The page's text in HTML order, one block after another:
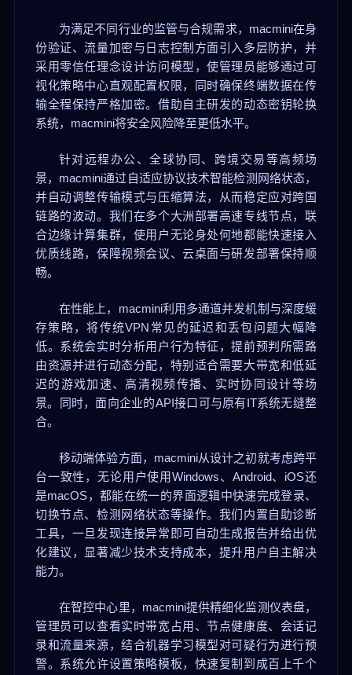
为满足不同行业的监管与合规需求，macmini在身
份验证、流量加密与日志控制方面引入多层防护，并
采用零信任理念设计访问模型，使管理员能够通过可
视化策略中心直观配置权限，同时确保终端数据在传
输全程保持严格加密。借助自主研发的动态密钥轮换
系统，macmini将安全风险降至更低水平。
针对远程办公、全球协同、跨境交易等高频场
景，macmini通过自适应协议技术智能检测网络状态，
并自动调整传输模式与压缩算法，从而稳定应对跨国
链路的波动。我们在多个大洲部署高速专线节点，联
合边缘计算集群，使用户无论身处何地都能快速接入
优质线路，保障视频会议、云桌面与研发部署保持顺
畅。
在性能上，macmini利用多通道并发机制与深度缓
存策略，将传统VPN常见的延迟和丢包问题大幅降
低。系统会实时分析用户行为特征，提前预判所需路
由资源并进行动态分配，特别适合需要大带宽和低延
迟的游戏加速、高清视频传播、实时协同设计等场
景。同时，面向企业的API接口可与原有IT系统无缝整
合。
移动端体验方面，macmini从设计之初就考虑跨平
台一致性，无论用户使用Windows、Android、iOS还
是macOS，都能在统一的界面逻辑中快速完成登录、
切换节点、检测网络状态等操作。我们内置自助诊断
工具，一旦发现连接异常即可自动生成报告并给出优
化建议，显著减少技术支持成本，提升用户自主解决
能力。
在智控中心里，macmini提供精细化监测仪表盘，
管理员可以查看实时带宽占用、节点健康度、会话记
录和流量来源，结合机器学习模型对可疑行为进行预
警。系统允许设置策略模板，快速复制到成百上千个